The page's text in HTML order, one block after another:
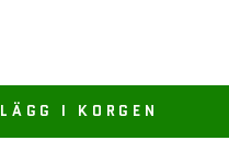
LÄGG I KORGEN